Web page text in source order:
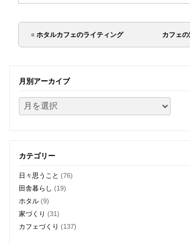
« ホタルカフェのライティング カフェ
月別アーカイブ
カテゴリー
日々思うこと (76)
田舎暮らし (19)
ホタル (9)
家づくり (31)
カフェづくり (137)